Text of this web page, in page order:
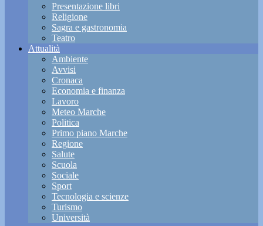
Presentazione libri
Religione
Sagra e gastronomia
Teatro
Attualità
Ambiente
Avvisi
Cronaca
Economia e finanza
Lavoro
Meteo Marche
Politica
Primo piano Marche
Regione
Salute
Scuola
Sociale
Sport
Tecnologia e scienze
Turismo
Università